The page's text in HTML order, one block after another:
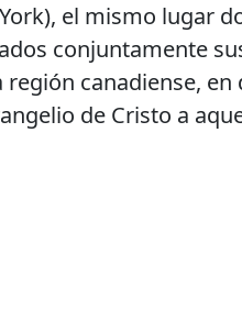
el mismo lugar
conjuntamente
canadiense,
de Cristo a